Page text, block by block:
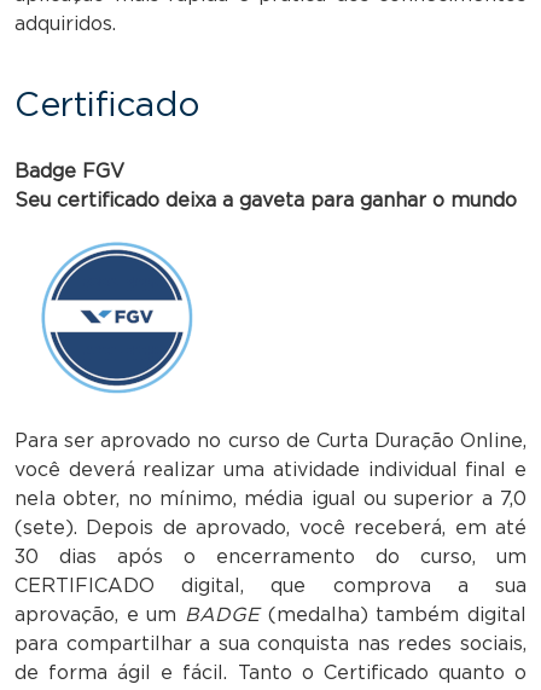
adquiridos.
Certificado
Badge FGV
Seu certificado deixa a gaveta para ganhar o mundo
Para ser aprovado no curso de Curta Duração Online,
você deverá realizar uma atividade individual final e
nela obter, no mínimo, média igual ou superior a 7,0
(sete). Depois de aprovado, você receberá, em até
30 dias após o encerramento do curso, um
CERTIFICADO digital, que comprova a sua
aprovação, e um
BADGE (medalha) também digital
para compartilhar a sua conquista nas redes sociais,
de forma ágil e fácil. Tanto o Certificado quanto o